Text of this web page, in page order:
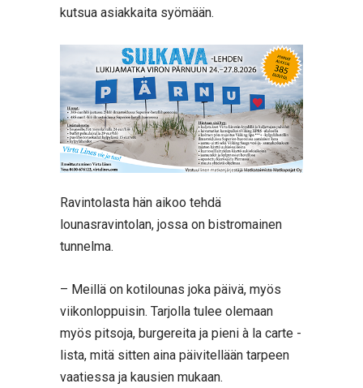
kutsua asiakkaita syömään.
Ravintolasta hän aikoo tehdä
lounasravintolan, jossa on bistromainen
tunnelma.
– Meillä on kotilounas joka päivä, myös
viikonloppuisin. Tarjolla tulee olemaan
myös pitsoja, burgereita ja pieni à la carte -
lista, mitä sitten aina päivitellään tarpeen
vaatiessa ja kausien mukaan.